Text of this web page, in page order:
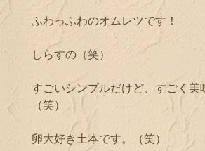
ふわっふわのオムレツです！
しらすの（笑）
すごいシンプルだけど、すごく美
（笑）
卵大好き土本です。（笑）